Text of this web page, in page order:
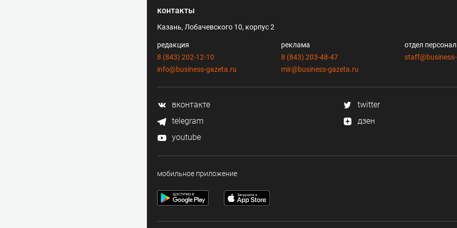
контакты
Казань, Лобачевского 10, корпус 2
редакция
8 (843) 202-12-10
info@business-gazeta.ru
реклама
8 (843) 203-48-47
mir@business-gazeta.ru
отдел
вконтакте
twitter
telegram
дзен
youtube
мобильное приложение